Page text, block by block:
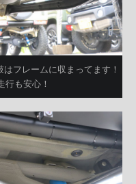
フレームに収まってます！
行も安心！